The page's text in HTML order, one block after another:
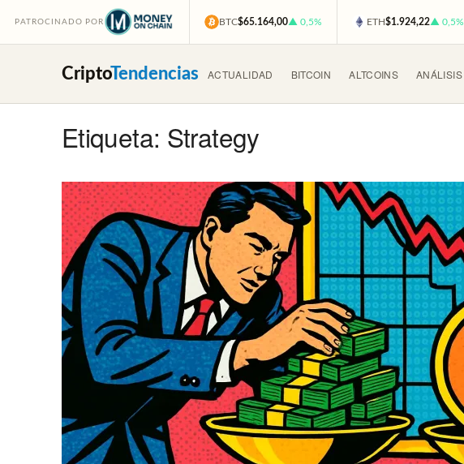
PATROCINADO POR BTC$65.164,00▲ 0,5% ETH$1.924,22▲ 0,5%
CriptoTendencias ACTUALIDAD BITCOIN ALTCOINS ANÁLISIS
Etiqueta: Strategy